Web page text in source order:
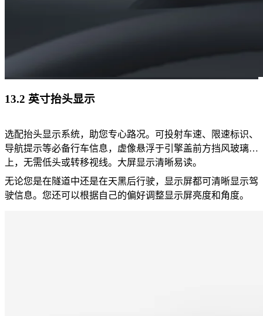
13.2 英寸抬头显示
选配抬头显示系统，助您专心路况。可投射车速、限速标识、
导航提示等必备行车信息，虚像悬浮于引擎盖前方挡风玻璃
上，无需低头或转移视线。大屏显示清晰易读。
无论您是在隧道中还是在天黑后行驶，显示屏都可清晰显示驾
驶信息。您还可以根据自己的偏好调整显示屏亮度和角度。